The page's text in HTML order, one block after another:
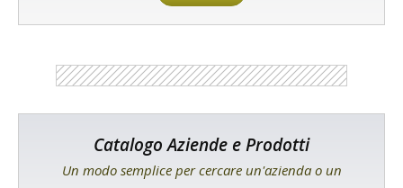
Catalogo Aziende e Prodotti
Un modo semplice per cercare un'azienda o un